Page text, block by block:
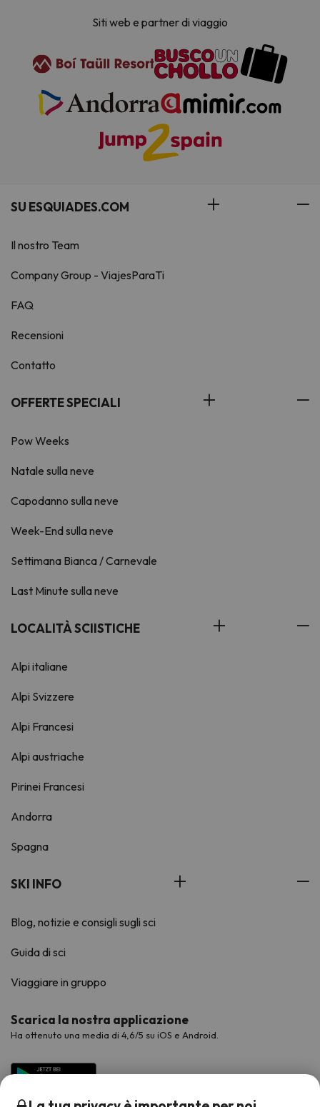
Siti web e partner di viaggio
SU ESQUIADES.COM
Il nostro Team
Company Group - ViajesParaTi
FAQ
Recensioni
Contatto
OFFERTE SPECIALI
Pow Weeks
Natale sulla neve
Capodanno sulla neve
Week-End sulla neve
Settimana Bianca / Carnevale
Last Minute sulla neve
LOCALITÀ SCIISTICHE
Alpi italiane
Alpi Svizzere
Alpi Francesi
Alpi austriache
Pirinei Francesi
Andorra
Spagna
SKI INFO
Blog, notizie e consigli sugli sci
Guida di sci
Viaggiare in gruppo
Scarica la nostra applicazione
Ha ottenuto una media di 4,6/5 su iOS e Android.